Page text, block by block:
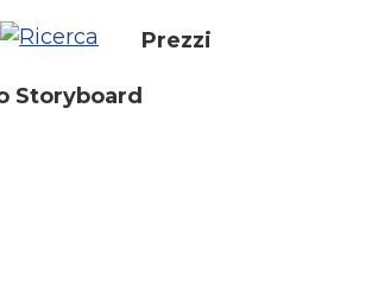
Prezzi
Storyboard